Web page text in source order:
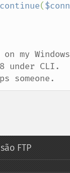
($conn
my Windows
under CLI.
someone.
FTP